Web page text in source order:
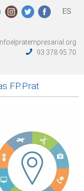
ES
93 378 95 70
FP.Prat